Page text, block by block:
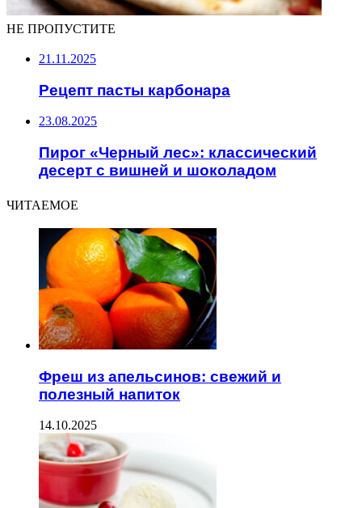
НЕ ПРОПУСТИТЕ
21.11.2025
Рецепт пасты карбонара
23.08.2025
Пирог «Черный лес»: классический
десерт с вишней и шоколадом
ЧИТАЕМОЕ
Фреш из апельсинов: свежий и
полезный напиток
14.10.2025